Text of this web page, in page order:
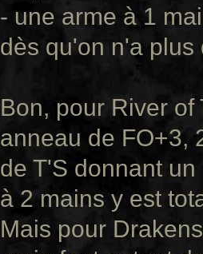
- une arme à 1
dès qu'on n'a plus
Bon, pour River
anneau de FO+3,
de T'S donnant
à 2 mains y est
Mais pour